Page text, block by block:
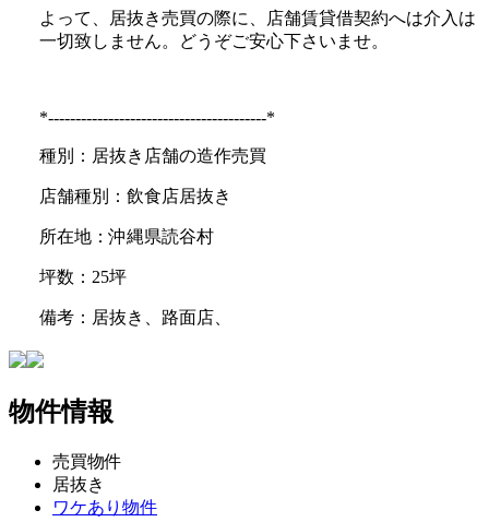
よって、居抜き売買の際に、店舗賃貸借契約へは介入は
一切致しません。どうぞご安心下さいませ。
*----------------------------------------*
種別：居抜き店舗の造作売買
店舗種別：飲食店居抜き
所在地：沖縄県読谷村
坪数：25坪
備考：居抜き、路面店、
物件情報
売買物件
居抜き
ワケあり物件